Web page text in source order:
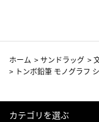
ホーム >サンドラッグ >
> トンボ鉛筆 モノグラフ
カテゴリを選ぶ